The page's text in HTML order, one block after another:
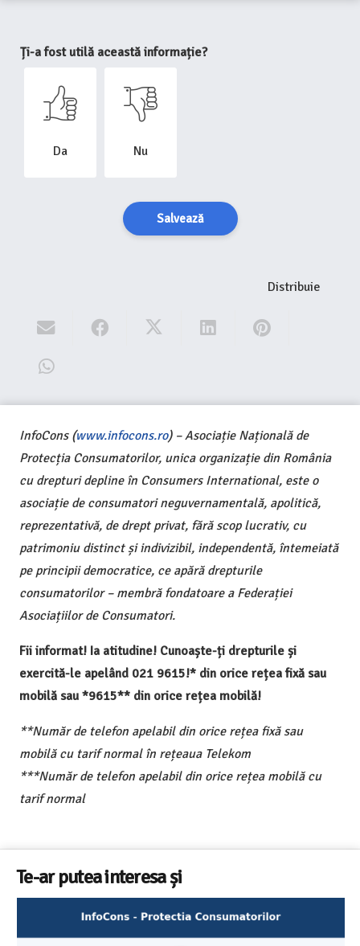
Ți-a fost utilă această informație?
Da Nu
Salvează
Distribuie
InfoCons (www.infocons.ro) – Asociație Națională de
Protecția Consumatorilor, unica organizație din România
cu drepturi depline în Consumers International, este o
asociație de consumatori neguvernamentală, apolitică,
reprezentativă, de drept privat, fără scop lucrativ, cu
patrimoniu distinct și indivizibil, independentă, întemeiată
pe principii democratice, ce apără drepturile
consumatorilor – membră fondatoare a Federației
Asociațiilor de Consumatori.
Fii informat! Ia atitudine! Cunoaște-ți drepturile și
exercită-le apelând 021 9615!* din orice rețea fixă sau
mobilă sau *9615** din orice rețea mobilă!
**Număr de telefon apelabil din orice rețea fixă sau
mobilă cu tarif normal în rețeaua Telekom
***Număr de telefon apelabil din orice rețea mobilă cu
tarif normal
Te-ar putea interesa și